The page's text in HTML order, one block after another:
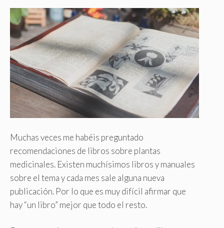
Muchas veces me habéis preguntado
recomendaciones de libros sobre plantas
medicinales. Existen muchísimos libros y manuales
sobre el tema y cada mes sale alguna nueva
publicación. Por lo que es muy difícil afirmar que
hay “un libro” mejor que todo el resto.